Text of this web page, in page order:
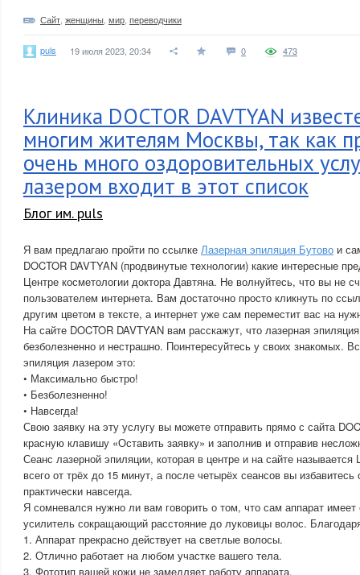
Сайт женщины мир переводчики
puls 19 июля 2023, 20:34 0 473
Клиника DOCTOR DAVTYAN
многим жителям Москвы, так как
очень много оздоровительных
лазером входит в этот список
Блог им. puls
Я вам предлагаю пройти по ссылке Лазерная эпиляция Бутово и
DOCTOR DAVTYAN (продвинутые технологии) какие интересные
Центре косметологии доктора Давтяна. Не волнуйтесь, что вы не
пользователем интернета. Вам достаточно просто кликнуть по
другим цветом в тексте, а интернет уже сам переместит вас на
На сайте DOCTOR DAVTYAN вам расскажут, что лазерная
безболезненно и нестрашно. Поинтересуйтесь у своих знакомых.
эпиляция лазером это:
• Максимально быстро!
• Безболезненно!
• Навсегда!
Свою заявку на эту услугу вы можете отправить прямо с сайта
красную клавишу «Оставить заявку» и заполнив и отправив
Сеанс лазерной эпиляции, которая в центре и на сайте называется
всего от трёх до 15 минут, а после четырёх сеансов вы
практически навсегда.
Я сомневался нужно ли вам говорить о том, что сам аппарат
усилитель сокращающий расстояние до луковицы волос.
1. Аппарат прекрасно действует на светлые волосы.
2. Отлично работает на любом участке вашего тела.
3. Фототип вашей кожи не замедляет работу аппарата.